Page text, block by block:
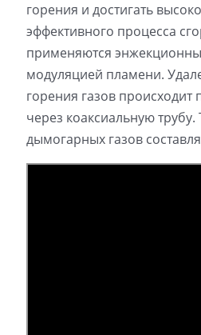
горения и достигать
эффективного процесса
применяются
модуляцией пламени.
горения газов происходит
через коаксиальную
дымогарных газов